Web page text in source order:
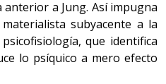
a Jung. Así impugna
subyacente a la
que identifica
lo psíquico a mero efecto